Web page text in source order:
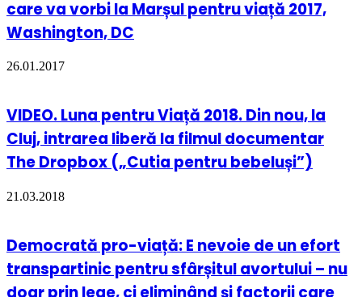
care va vorbi la Marșul pentru viață 2017,
Washington, DC
26.01.2017
VIDEO. Luna pentru Viață 2018. Din nou, la
Cluj, intrarea liberă la filmul documentar
The Dropbox („Cutia pentru bebeluși”)
21.03.2018
Democrată pro-viață: E nevoie de un efort
transpartinic pentru sfârșitul avortului – nu
doar prin lege, ci eliminând și factorii care